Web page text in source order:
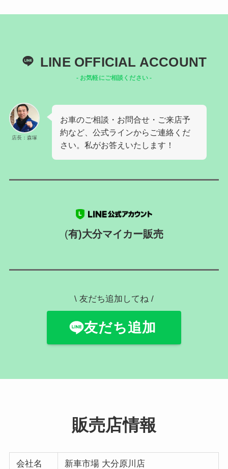
LINE OFFICIAL ACCOUNT
- お気軽にご相談ください -
店長：森塚
お車のご相談・お問合せ・ご来店予
約など、公式ラインからご連絡くだ
さい。私がお答えいたします！
(有)大分マイカー販売
\ 友だち追加してね /
友だち追加
販売店情報
会社名 新車市場 大分原川店